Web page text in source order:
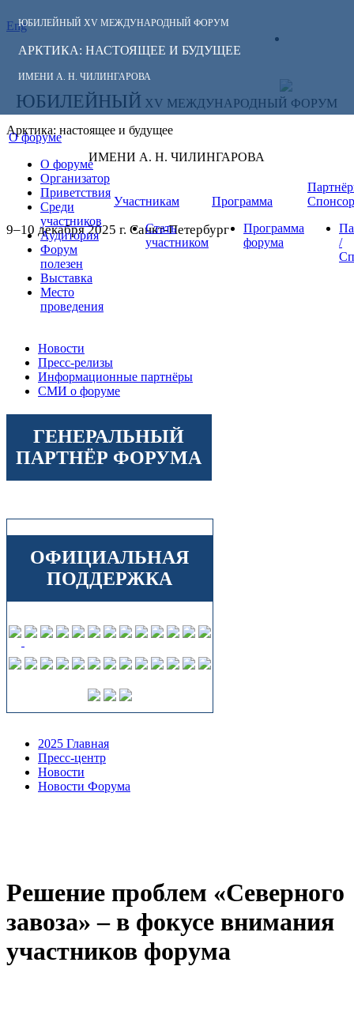
ЮБИЛЕЙНЫЙ XV МЕЖДУНАРОДНЫЙ ФОРУМ
АРКТИКА: НАСТОЯЩЕЕ И БУДУЩЕЕ
ИМЕНИ А. Н. ЧИЛИНГАРОВА
Eng
СЛЕДИТЕ ЗА
НОВОСТЯМИ
ФОРУМА:
ЮБИЛЕЙНЫЙ XV МЕЖДУНАРОДНЫЙ ФОРУМ
Арктика: настоящее и будущее
ИМЕНИ А. Н. ЧИЛИНГАРОВА
9–10 декабря 2025 г. Санкт-Петербург
О форуме
О форуме
Организатор
Приветствия
Среди
участников
Аудитория
Форум
полезен
Выставка
Место
проведения
Участникам
Стать
участником
Программа
Программа
форума
/
Новости
Пресс-релизы
Информационные партнёры
СМИ о форуме
ГЕНЕРАЛЬНЫЙ
ПАРТНЁР ФОРУМА
ОФИЦИАЛЬНАЯ
ПОДДЕРЖКА
2025 Главная
Пресс-центр
Новости
Новости Форума
Решение проблем «Северного
завоза» – в фокусе внимания
участников форума